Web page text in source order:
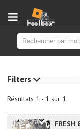
Résultats 1 - 1 sur 1
FRESH
Filters